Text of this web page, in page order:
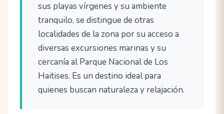
sus playas vírgenes y su ambiente
tranquilo, se distingue de otras
localidades de la zona por su acceso a
diversas excursiones marinas y su
cercanía al Parque Nacional de Los
Haitises. Es un destino ideal para
quienes buscan naturaleza y relajación.